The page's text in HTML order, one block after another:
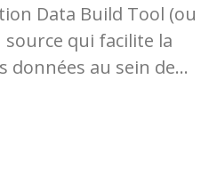
Data Build Tool (ou
qui facilite la
au sein de...